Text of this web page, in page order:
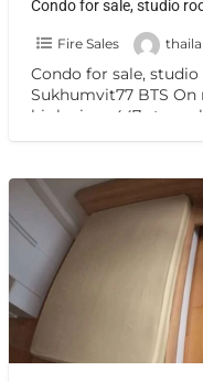
Fire Sales
Condo for sale,
Sukhumvit77 BTS
high view, 447-storey